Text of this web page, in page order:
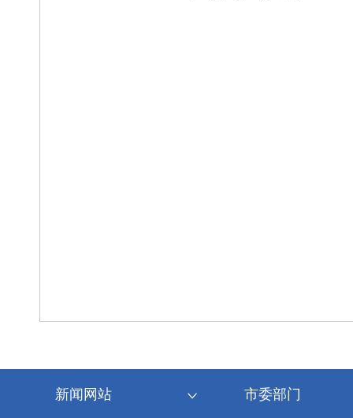
新闻网站 市委部门